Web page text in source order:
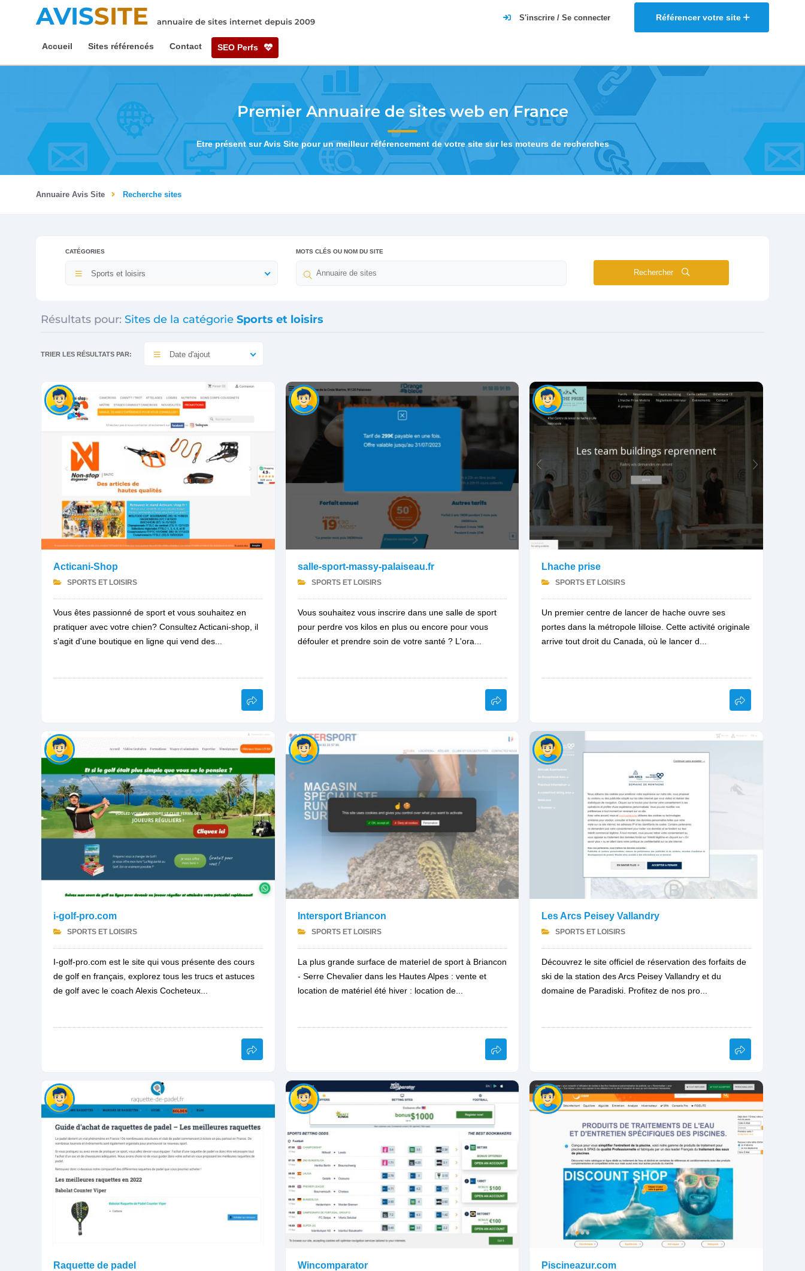
AVISSITE annuaire de sites internet depuis 2009 Référencer votre site
S'inscrire / Se connecter
Accueil Sites référencés Contact SEO Perfs
Premier Annuaire de sites web en France
Etre présent sur Avis Site pour un meilleur référencement de votre site sur les moteurs de recherches
Annuaire Avis Site Recherche sites
CATÉGORIES
Sports et loisirs
MOTS CLÉS OU NOM DU SITE
Rechercher
Résultats pour: Sites de la catégorie Sports et loisirs
TRIER LES RÉSULTATS PAR: Date d'ajout
Acticani-Shop
SPORTS ET LOISIRS
Vous êtes passionné de sport et vous souhaitez en
pratiquer avec votre chien? Consultez Acticani-shop, il
s'agit d'une boutique en ligne qui vend des...
salle-sport-massy-palaiseau.fr
SPORTS ET LOISIRS
Vous souhaitez vous inscrire dans une salle de sport
pour perdre vos kilos en plus ou encore pour vous
défouler et prendre soin de votre santé ? L'ora...
Lhache prise
SPORTS ET LOISIRS
Un premier centre de lancer de hache ouvre ses
portes dans la métropole lilloise. Cette activité originale
arrive tout droit du Canada, où le lancer d...
i-golf-pro.com
SPORTS ET LOISIRS
I-golf-pro.com est le site qui vous présente des cours
de golf en français, explorez tous les trucs et astuces
de golf avec le coach Alexis Cocheteux...
Intersport Briancon
SPORTS ET LOISIRS
La plus grande surface de materiel de sport à Briancon
- Serre Chevalier dans les Hautes Alpes : vente et
location de matériel été hiver : location de...
Les Arcs Peisey Vallandry
SPORTS ET LOISIRS
Découvrez le site officiel de réservation des forfaits de
ski de la station des Arcs Peisey Vallandry et du
domaine de Paradiski. Profitez de nos pro...
Raquette de padel Wincomparator Piscineazur.com